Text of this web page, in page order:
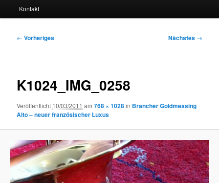
Kontakt
Bilder-
← Vorheriges Nächstes →
K1024_IMG_0258
Veröffentlicht 10/03/2011 am768 × 1028in Brancher Goldmessing
Alto – neuer französischer Luxus